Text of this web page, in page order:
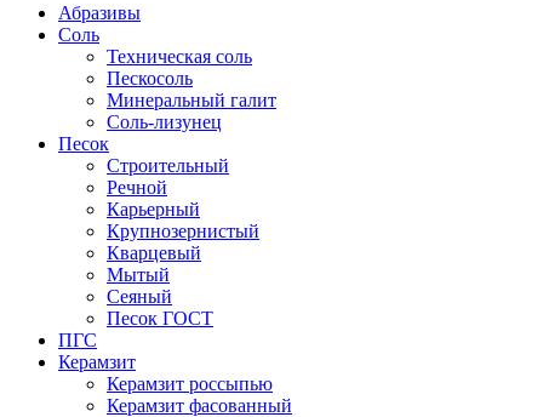
Абразивы
Соль
Техническая соль
Пескосоль
Минеральный галит
Соль-лизунец
Песок
Строительный
Речной
Карьерный
Крупнозернистый
Кварцевый
Мытый
Сеяный
Песок ГОСТ
ПГС
Керамзит
Керамзит россыпью
Керамзит фасованный